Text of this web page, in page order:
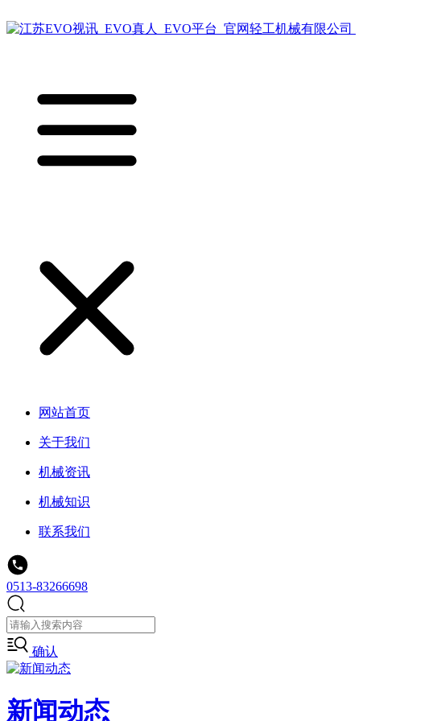
网站首页
关于我们
机械资讯
机械知识
联系我们
0513-83266698
确认
新闻动态